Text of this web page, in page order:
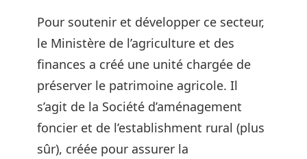
Pour soutenir et développer ce secteur,
le Ministère de l’agriculture et des
finances a créé une unité chargée de
préserver le patrimoine agricole. Il
s’agit de la Société d’aménagement
foncier et de l’establishment rural (plus
sûr), créée pour assurer la